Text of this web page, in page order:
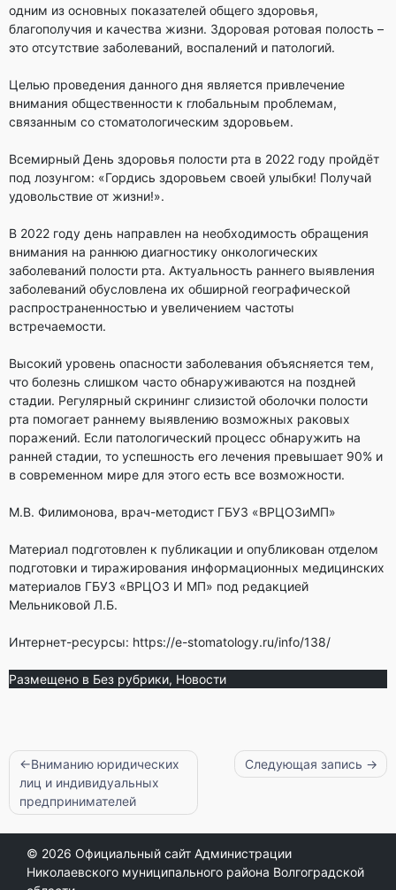
одним из основных показателей общего здоровья,
благополучия и качества жизни. Здоровая ротовая полость –
это отсутствие заболеваний, воспалений и патологий.
Целью проведения данного дня является привлечение
внимания общественности к глобальным проблемам,
связанным со стоматологическим здоровьем.
Всемирный День здоровья полости рта в 2022 году пройдёт
под лозунгом: «Гордись здоровьем своей улыбки! Получай
удовольствие от жизни!».
В 2022 году день направлен на необходимость обращения
внимания на раннюю диагностику онкологических
заболеваний полости рта. Актуальность раннего выявления
заболеваний обусловлена их обширной географической
распространенностью и увеличением частоты
встречаемости.
Высокий уровень опасности заболевания объясняется тем,
что болезнь слишком часто обнаруживаются на поздней
стадии. Регулярный скрининг слизистой оболочки полости
рта помогает раннему выявлению возможных раковых
поражений. Если патологический процесс обнаружить на
ранней стадии, то успешность его лечения превышает 90% и
в современном мире для этого есть все возможности.
М.В. Филимонова, врач-методист ГБУЗ «ВРЦОЗиМП»
Материал подготовлен к публикации и опубликован отделом
подготовки и тиражирования информационных медицинских
материалов ГБУЗ «ВРЦОЗ И МП» под редакцией
Мельниковой Л.Б.
Интернет-ресурсы: https://e-stomatology.ru/info/138/
Размещено в Без рубрики, Новости
Навигация
по
записям
Вниманию юридических
лиц и индивидуальных
предпринимателей
Следующая запись
© 2026 Официальный сайт Администрации
Николаевского муниципального района Волгоградской